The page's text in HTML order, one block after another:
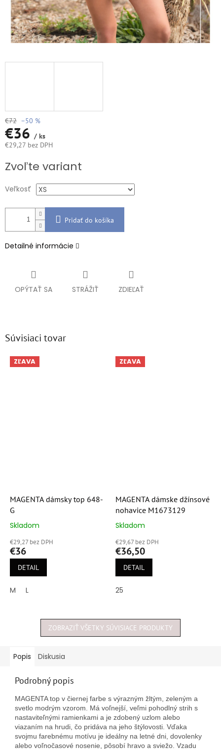
€72 –50 %
€36 / ks
€29,27 bez DPH
cena:
Zvoľte variant
Veľkosť
Pridať do košíka
Detailné informácie
OPÝTAŤ SA STRÁŽIŤ ZDIEĽAŤ
Súvisiaci tovar
ZĽAVA
MAGENTA dámsky top 648-
G
Priemerné
produktu
je
4,9
hviezdičiek.
Skladom
€29,27 bez DPH
€36
DETAIL
M L
ZĽAVA
MAGENTA dámske džínsové
nohavice M1673129
Priemerné
produktu
je
5,0
hviezdičiek.
Skladom
€29,67 bez DPH
€36,50
DETAIL
25
ZOBRAZIŤ VŠETKY SÚVISIACE PRODUKTY
Popis Diskusia
Podrobný popis
MAGENTA top v čiernej farbe s výrazným žltým, zeleným a
svetlo modrým vzorom. Má voľnejší, veľmi pohodlný strih s
nastaviteľnými ramienkami a je zdobený uzlom alebo
viazaním na hrudi, čo pridáva na jeho štýlovosti. Vďaka
svojmu farebnému motívu je ideálny na letné dni, dovolenky
alebo voľnočasové nosenie, pôsobí hravo a sviežo. Vzadu